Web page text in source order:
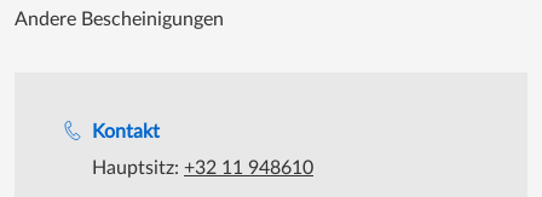
Kontakt
Hauptsitz: +32 11 948610
Andere Bescheinigungen